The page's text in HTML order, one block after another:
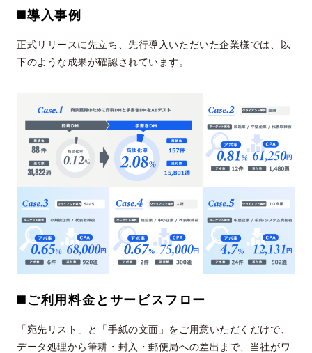
◼️導入事例
正式リリースに先立ち、先行導入いただいた企業様では、以
下のような成果が確認されています。
◼️ ご利用料金とサービスフロー
「宛先リスト」と「手紙の文面」をご用意いただくだけで、
データ処理から筆耕・封入・郵便局への差出まで、当社がワ